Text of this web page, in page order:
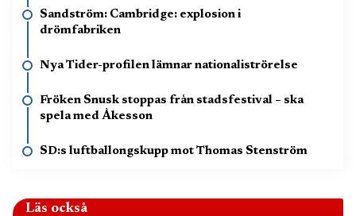
Sandström: Cambridge: explosion i
drömfabriken
Nya Tider-profilen lämnar nationaliströrelse
Fröken Snusk stoppas från stadsfestival – ska
spela med Åkesson
SD:s luftballongskupp mot Thomas Stenström
Läs också